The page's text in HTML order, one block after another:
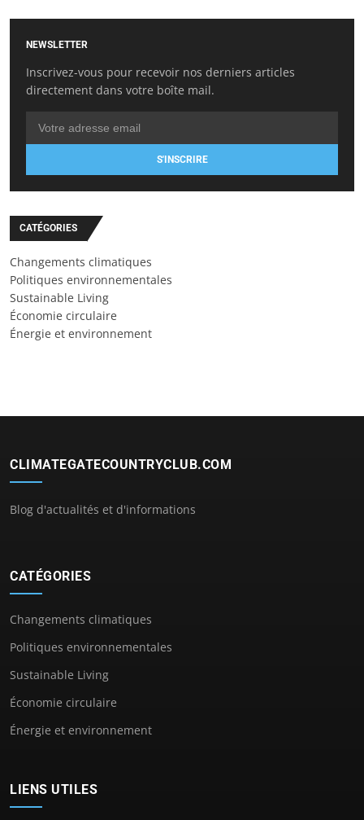
NEWSLETTER
Inscrivez-vous pour recevoir nos derniers articles
directement dans votre boîte mail.
S'INSCRIRE
CATÉGORIES
Changements climatiques
Politiques environnementales
Sustainable Living
Économie circulaire
Énergie et environnement
CLIMATEGATECOUNTRYCLUB.COM
Blog d'actualités et d'informations
CATÉGORIES
Changements climatiques
Politiques environnementales
Sustainable Living
Économie circulaire
Énergie et environnement
LIENS UTILES